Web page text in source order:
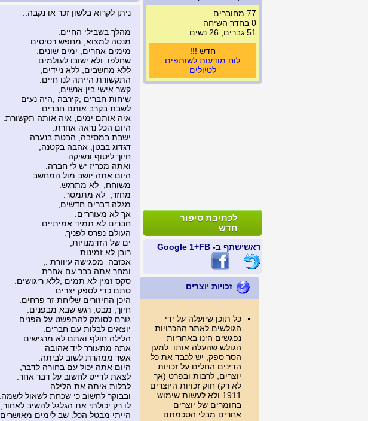
77 מחוברים
0 בחדר השיחה
51 גברים, 26 נשים
חדש !!!
לוח מודעות לשותפים
לטיולים
לכתיבת סיפור
חדש
ראשישתף ב- FB +1 Google
זכויות יוצרים
כל תוכן שיועלה על ידי
הגולשים לאתר ההכרויות
נפגשים הינו באחריות
הגולש שהעלה אותו. למען
הסר ספק, יש לכבד את כל
הדינים החלים על זכויות
יוצרים, לרבות ובפרט (אך
לא רק) חוק זכויות היוצרים
1911 ולא לעשות שימוש
בחומרים של יוצרים
אחרים מבלי הסכמתם
ניתן לקרוא בלשון זכר או נקבה..
מהלך בשבילי החיים.
מנסה למצוא, מחפש רסיסים.
מימים אחרים, ימים שונים.
שחלפו ולא ישובו לעולמים.
ללא מחשבים, ללא ניידים,
התקשורת הייתה לנו חיים.
קשר אישי בין אנשים,
שיחות חברים ,קירבה ,היה נעים
לשבת בקרב אותם חברים.
איה אותם ימים, איה אותה תקשורת.
היום הכל נראה אחרת.
ישבת במסיבה, הבטת בנערה
דגדוג בבטן, אהבה בקטנה,
חיוך ליטוף ונשיקה.
ואתה מכריז יש לי חברה.
היום אתה יושב מול המחשב.
משוחח, לא מתרגש.
מחזר, לא מתמסר.
מגלה דברים חדשים,
אך לא מעוררים.
חברים לא תמיד אמיתיים.
העולם נפרס לפניך.
ים של הזדמנויות,
רובן לא זמינות.
אכזבה מפגישה עיוורת .,
ומחר אתה כבר עם אחרת.
סקס זמין לא תמים ,ללא ריגושים.
סתם כדי לספק יצרים.
היכן החיזורים שליחת זר פרחים.
חיוך, מבט, רגש שבא מבפנים.
גורם לסומק להתפשט על הפנים.
יוצאים לבלות עם חברים.
הלילה חולף ואתם לא מרגישים.
אתה מתעורר ליד אהובה
אשר ממהרת לשוב לביתה.
היום אתה יכול עם בחורה לדבר,
לצאת לדייט לחשוב על דבר אחר.
לבלות איתה את הלילה
ובבוקר לחשוב כי שכחת לשאול לשמה.
לו רק יכולתי את הגלגל להשיב לאחור,
הייתי מבטל הכל. שב לימים מאושרים,